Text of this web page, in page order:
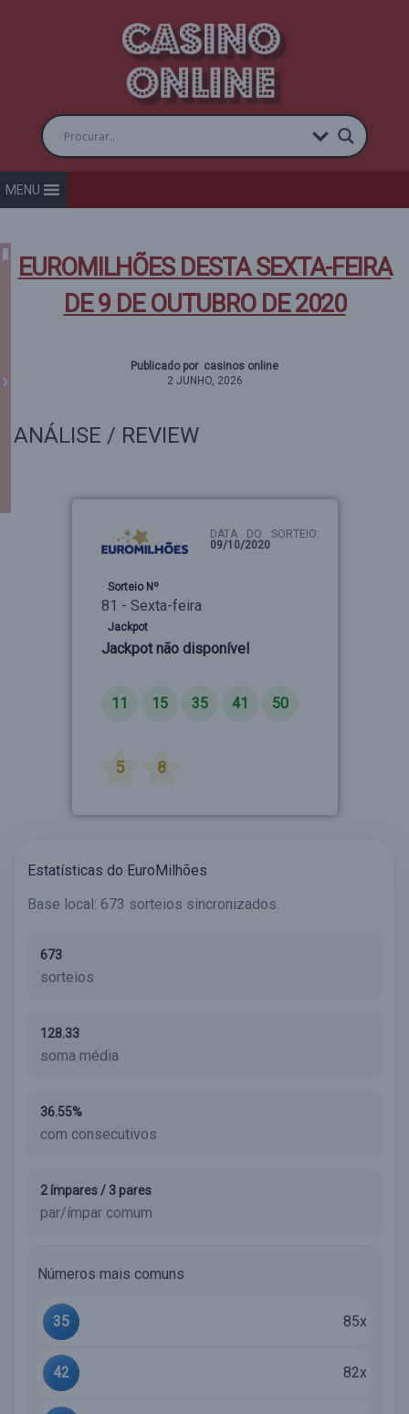
MENU
EUROMILHÕES DESTA SEXTA-FEIRA
DE 9 DE OUTUBRO DE 2020
Publicado por casinos online
2 JUNHO, 2026
ANÁLISE / REVIEW
DATA DO SORTEIO:
09/10/2020
Sorteio Nº
81 - Sexta-feira
Jackpot
Jackpot não disponível
11 15 35 41 50
5 8
Estatísticas do EuroMilhões
Base local: 673 sorteios sincronizados.
673
sorteios
128.33
soma média
36.55%
com consecutivos
2 ímpares / 3 pares
par/ímpar comum
Números mais comuns
35 85x
42 82x